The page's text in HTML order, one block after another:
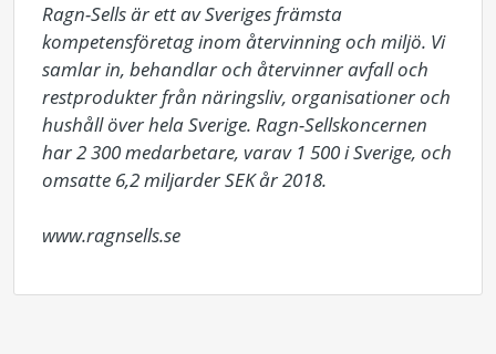
Ragn-Sells är ett av Sveriges främsta
kompetensföretag inom återvinning och miljö. Vi
samlar in, behandlar och återvinner avfall och
restprodukter från näringsliv, organisationer och
hushåll över hela Sverige. Ragn-Sellskoncernen
har 2 300 medarbetare, varav 1 500 i Sverige, och
omsatte 6,2 miljarder SEK år 2018.
www.ragnsells.se